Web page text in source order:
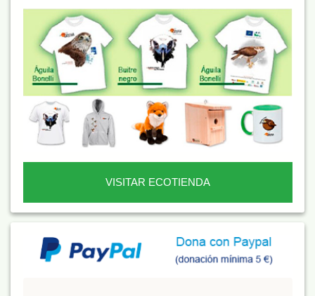
VISITAR ECOTIENDA